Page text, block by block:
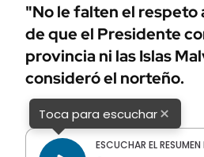
"No le falten el respeto
de que el Presidente
provincia ni las Islas
consideró el norteño.
Toca para escuchar×
ESCUCHAR EL